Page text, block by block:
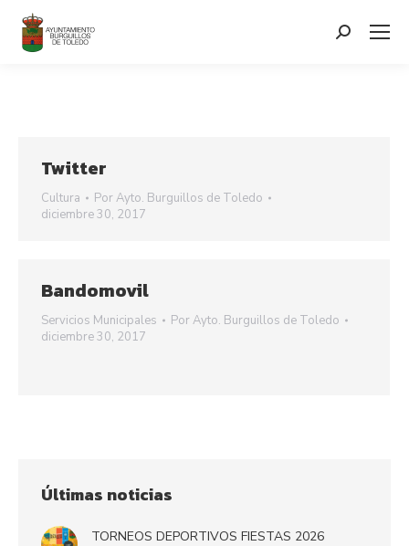
contenido
Search:
Twitter
Cultura PorAyto. Burguillos de Toledo
diciembre 30, 2017
Bandomovil
Servicios Municipales PorAyto. Burguillos de Toledo
diciembre 30, 2017
Últimas noticias
TORNEOS DEPORTIVOS FIESTAS 2026